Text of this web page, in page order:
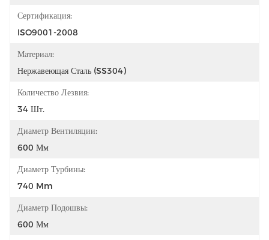
Сертификация:
ISO9001-2008
Материал:
Нержавеющая Сталь (SS304)
Количество Лезвия:
34 Шт.
Диаметр Вентиляции:
600 Мм
Диаметр Турбины:
740 Mm
Диаметр Подошвы:
600 Мм